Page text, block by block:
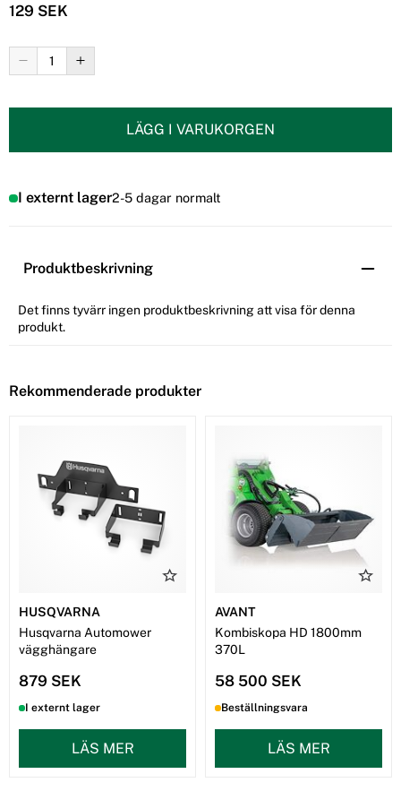
129 SEK
LÄGG I VARUKORGEN
I externt lager2-5 dagar normalt
Produktbeskrivning
Det finns tyvärr ingen produktbeskrivning att visa för denna
produkt.
Rekommenderade produkter
HUSQVARNA
Husqvarna Automower
vägghängare
879 SEK
I externt lager
LÄS MER
AVANT
Kombiskopa HD 1800mm
370L
58 500 SEK
Beställningsvara
LÄS MER